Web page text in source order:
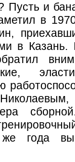
Пусть и
в
в Казань.
же года